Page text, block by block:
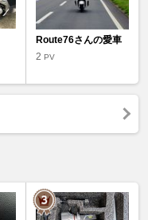
Route76さんの愛車
2 PV